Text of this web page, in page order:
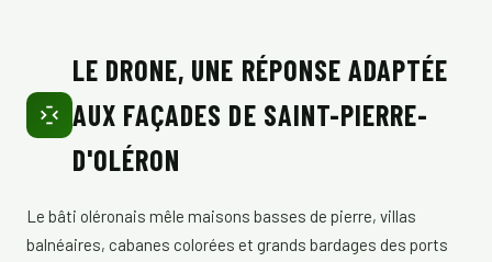
LE DRONE, UNE RÉPONSE ADAPTÉE
AUX FAÇADES DE SAINT-PIERRE-
D'OLÉRON
Le bâti oléronais mêle maisons basses de pierre, villas
balnéaires, cabanes colorées et grands bardages des ports